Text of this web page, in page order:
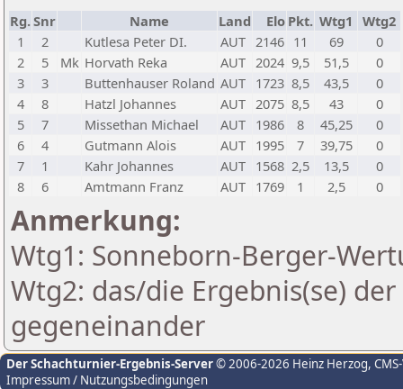
Rg.Snr Name Land Elo Pkt. Wtg1
Wtg2
1
2 Kutlesa Peter DI. AUT 2146 11 69
0
2
5 Mk Horvath Reka AUT 2024 9,5 51,5
0
3
3 Buttenhauser Roland AUT 1723 8,5 43,5
0
4
8 Hatzl Johannes AUT 2075 8,5 43
0
5
7 Missethan Michael AUT 1986 8 45,25
0
6
4 Gutmann Alois AUT 1995 7 39,75
0
7
1 Kahr Johannes AUT 1568 2,5 13,5
0
8
6 Amtmann Franz AUT 1769 1 2,5 0
Anmerkung:
Wtg1: Sonneborn-Berger-
Wtg2: das/die Ergebnis(se)
gegeneinander
Der Schachturnier-Ergebnis-Server© 2006-2026 Heinz Herzog,
Impressum / Nutzungsbedingungen